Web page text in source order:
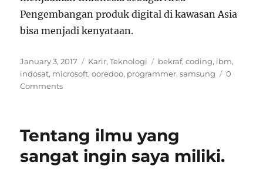
Pengembangan produk digital di kawasan Asia
bisa menjadi kenyataan.
Posted
on
January 3, 2017 Categories
Karir,Teknologi Tags
bekraf,coding, ibm,
indosat, microsoft,ooredoo, programmer,samsung
0
Comments
Tentang ilmu yang
sangat ingin saya miliki.